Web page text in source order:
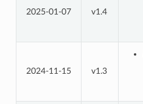
2025-01-07 v1.4
2024-11-15 v1.3